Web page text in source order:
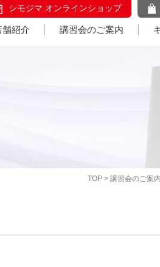
シモジマ オンラインショップ
舗紹介 講習会のご案内
TOP > 講習会のご案内